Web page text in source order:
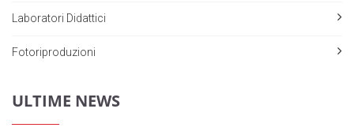
Laboratori Didattici
Fotoriproduzioni
ULTIME NEWS